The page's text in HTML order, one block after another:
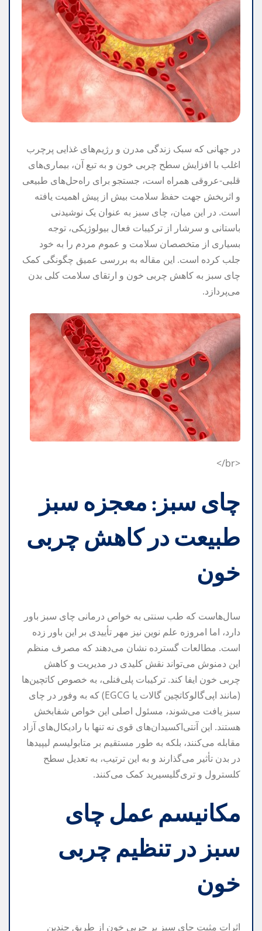
در جهانی که سبک زندگی مدرن و رژیم‌های غذایی پرچرب
اغلب با افزایش سطح چربی خون و به تبع آن، بیماری‌های
قلبی-عروقی همراه است، جستجو برای راه‌حل‌های طبیعی
و اثربخش جهت حفظ سلامت بیش از پیش اهمیت یافته
است. در این میان، چای سبز به عنوان یک نوشیدنی
باستانی و سرشار از ترکیبات فعال بیولوژیکی، توجه
بسیاری از متخصصان سلامت و عموم مردم را به خود
جلب کرده است. این مقاله به بررسی عمیق چگونگی کمک
چای سبز به کاهش چربی خون و ارتقای سلامت کلی بدن
می‌پردازد.
<br/>
چای سبز: معجزه سبز
طبیعت در کاهش چربی
خون
سال‌هاست که طب سنتی به خواص درمانی چای سبز باور
دارد، اما امروزه علم نوین نیز مهر تأییدی بر این باور زده
است. مطالعات گسترده نشان می‌دهند که مصرف منظم
این دمنوش می‌تواند نقش کلیدی در مدیریت و کاهش
چربی خون ایفا کند. ترکیبات پلی‌فنلی، به خصوص کاتچین‌ها
(مانند اپی‌گالوکاتچین گالات یا EGCG) که به وفور در چای
سبز یافت می‌شوند، مسئول اصلی این خواص شفابخش
هستند. این آنتی‌اکسیدان‌های قوی نه تنها با رادیکال‌های آزاد
مقابله می‌کنند، بلکه به طور مستقیم بر متابولیسم لیپیدها
در بدن تأثیر می‌گذارند و به این ترتیب، به تعدیل سطح
کلسترول و تری‌گلیسیرید کمک می‌کنند.
مکانیسم عمل چای
سبز در تنظیم چربی
خون
اثرات مثبت چای سبز بر چربی خون از طریق چندین